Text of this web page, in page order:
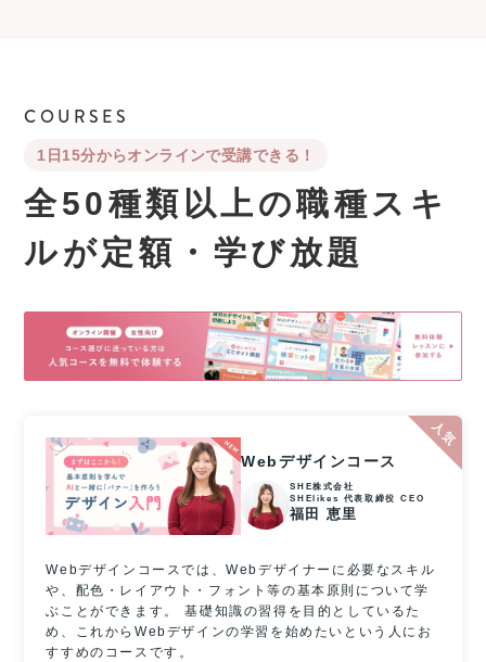
COURSES
1日15分からオンラインで受講できる！
全50種類以上の職種スキ
ルが定額・学び放題
Webデザインコース
SHE株式会社
SHElikes 代表取締役 CEO
福田 恵里
Webデザインコースでは、Webデザイナーに必要なスキル
や、配色・レイアウト・フォント等の基本原則について学
ぶことができます。 基礎知識の習得を目的としているた
め、これからWebデザインの学習を始めたいという人にお
すすめのコースです。